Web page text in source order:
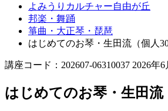
よみうりカルチャー自由が丘
邦楽・舞踊
箏曲・大正琴・琵琶
はじめてのお琴・生田流（個人30
講座コード：202607-06310037 2026年
はじめてのお琴・生田流